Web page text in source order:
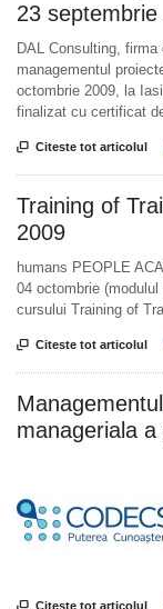
23
DAL Consulting,
managementul
octombrie 2009, la
finalizat cu certificat
 Citeste tot articolul
Training of
2009
humans PEOPLE
04 octombrie
cursului Training of
 Citeste tot articolul
manageriala a
Citeste tot articolul